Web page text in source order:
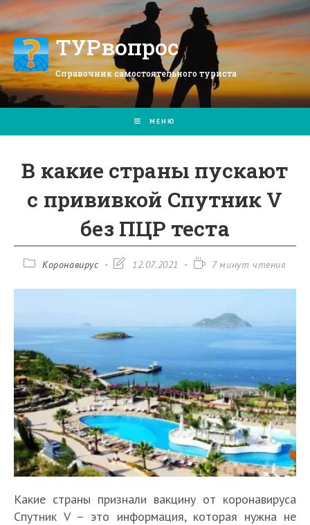
Перейти
к
содержимомуТУРвопрос
Справочник самостоятельного туриста
МЕНЮ
В какие страны пускают
с прививкой Спутник V
без ПЦР теста
РубрикаКоронавирус
Запись12.07.2021
Время7 минут чтения
Какие страны признали вакцину от коронавируса
Спутник V – это информация, которая нужна не